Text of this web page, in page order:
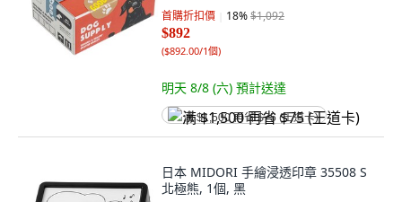
首購折扣價 18%$1,092
$892
($892.00/1個)
明天 8/8 (六) 預計送達
满 $1,500 再省 $75 (王道卡)
日本 MIDORI 手繪浸透印章 35508 S
北極熊, 1個, 黑